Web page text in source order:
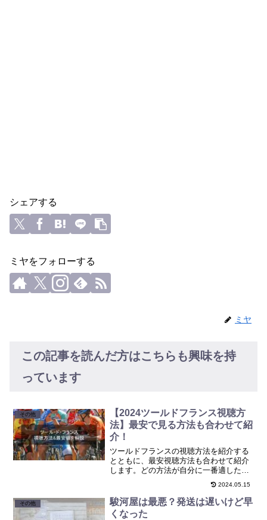
シェアする
ミヤをフォローする
ミヤ
この記事を読んだ方はこちらも興味を持
っています
その他
【2024ツールドフランス視聴方
法】最安で見る方法も合わせて紹
介！
ツールドフランスの視聴方法を紹介する
とともに、最安視聴方法も合わせて紹介
します。どの方法が自分に一番適した方
法かわかるようにYES NOで回答してい
くと最適なものがわかるようにしたので
試してみてください。
2024.05.15
その他
駿河屋は最悪？発送は遅いけど早
くなった